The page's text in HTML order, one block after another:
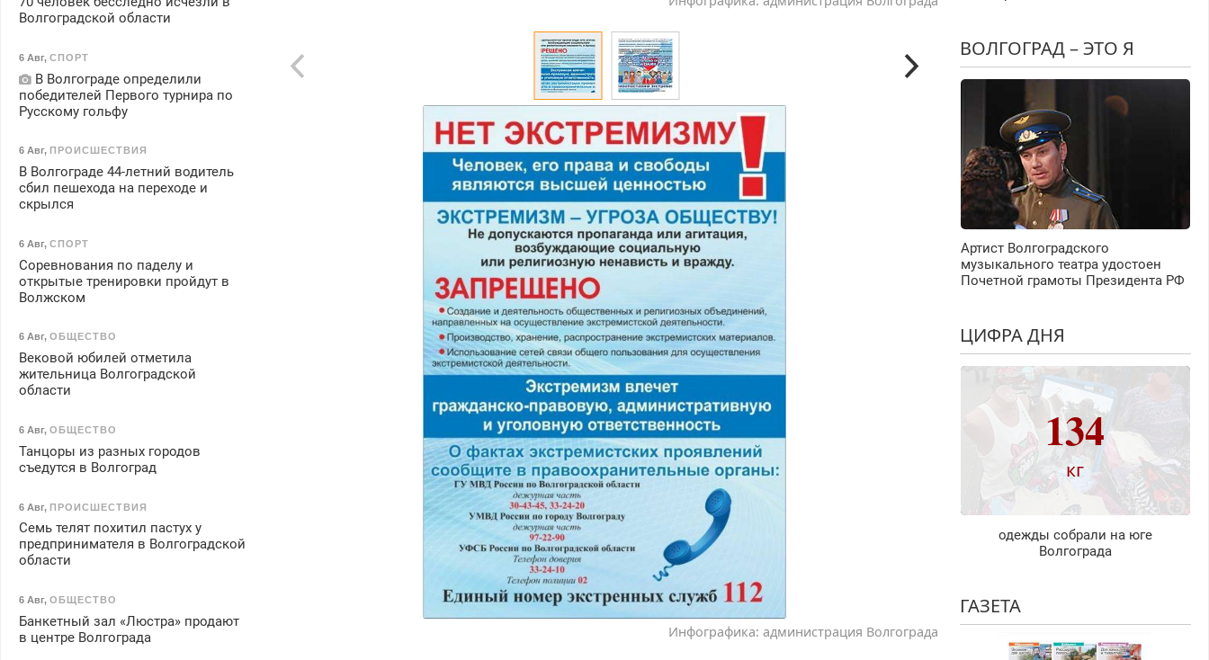
Инфографика: администрация Волгограда
Волгоградской области
6 Авг, СПОРТ
В Волгограде определили
победителей Первого турнира по
Русскому гольфу
6 Авг, ПРОИСШЕСТВИЯ
В Волгограде 44-летний водитель
сбил пешехода на переходе и
скрылся
6 Авг, СПОРТ
Соревнования по паделу и
открытые тренировки пройдут в
Волжском
6 Авг, ОБЩЕСТВО
Вековой юбилей отметила
жительница Волгоградской
области
6 Авг, ОБЩЕСТВО
Танцоры из разных городов
съедутся в Волгоград
6 Авг, ПРОИСШЕСТВИЯ
Семь телят похитил пастух у
предпринимателя в Волгоградской
области
6 Авг, ОБЩЕСТВО
Банкетный зал «Люстра» продают
в центре Волгограда
ВОЛГОГРАД – ЭТО Я
Артист Волгоградского
музыкального театра удостоен
Почетной грамоты Президента РФ
ЦИФРА ДНЯ
134
кг
одежды собрали на юге
Волгограда
ГАЗЕТА